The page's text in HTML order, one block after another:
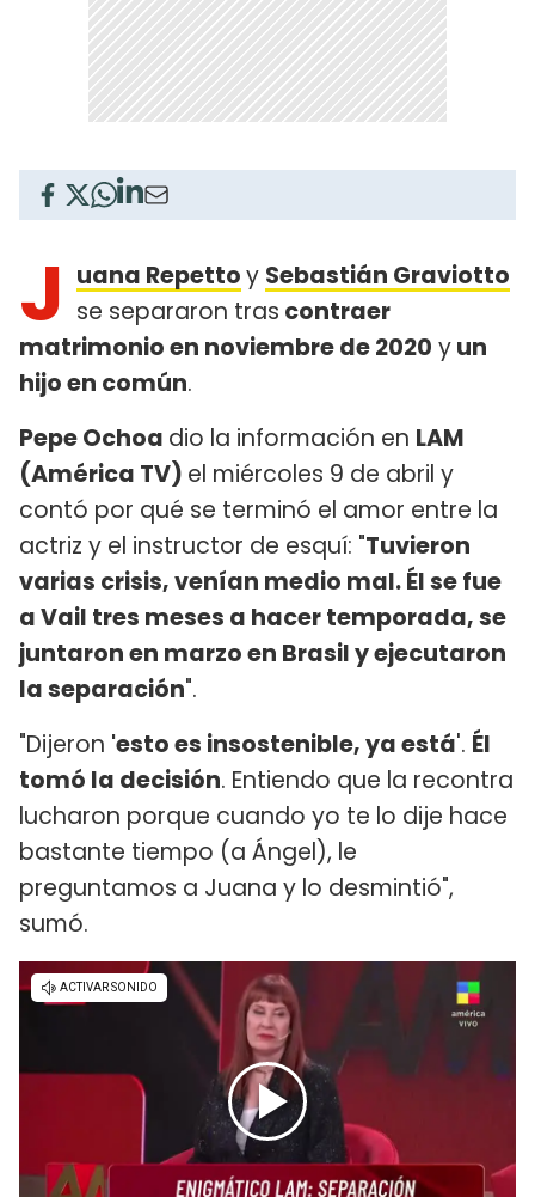
J uana Repettoy Sebastián Graviotto
se separaron tras contraer
matrimonio en noviembre de 2020 yun
hijo en común.
Pepe Ochoa dio la información en LAM
(América TV) el miércoles 9 de abril y
contó por qué se terminó el amor entre la
actriz y el instructor de esquí: "Tuvieron
varias crisis, venían medio mal. Él se fue
a Vail tres meses a hacer temporada, se
juntaron en marzo en Brasil y ejecutaron
la separación".
"Dijeron 'esto es insostenible, ya está'. Él
tomó la decisión. Entiendo que la recontra
lucharon porque cuando yo te lo dije hace
bastante tiempo (a Ángel), le
preguntamos a Juana y lo desmintió",
sumó.